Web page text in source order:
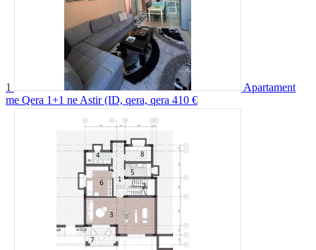
1
Apartament
me Qera 1+1 ne Astir (ID, qera, qera 410 €